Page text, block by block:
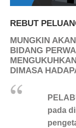
REBUT
MUNGKIN
BIDANG
DIMASA
pada